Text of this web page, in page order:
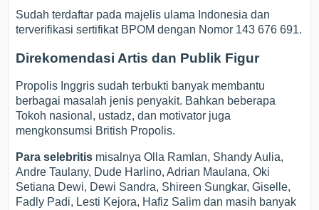
Sudah terdaftar pada majelis ulama Indonesia dan
terverifikasi sertifikat BPOM dengan Nomor 143 676 691.
Direkomendasi Artis dan Publik Figur
Propolis Inggris sudah terbukti banyak membantu
berbagai masalah jenis penyakit. Bahkan beberapa
Tokoh nasional, ustadz, dan motivator juga
mengkonsumsi British Propolis.
Para selebritis misalnya Olla Ramlan, Shandy Aulia,
Andre Taulany, Dude Harlino, Adrian Maulana, Oki
Setiana Dewi, Dewi Sandra, Shireen Sungkar, Giselle,
Fadly Padi, Lesti Kejora, Hafiz Salim dan masih banyak